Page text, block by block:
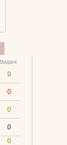
Видані:
9
0
0
0
0